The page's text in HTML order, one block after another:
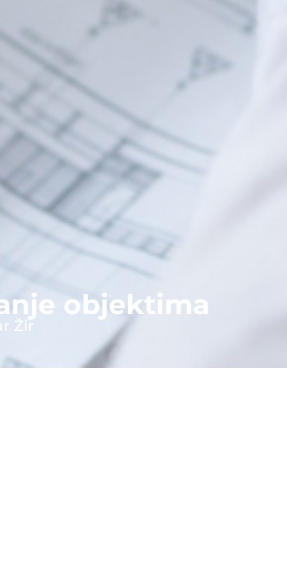
objektima
Žir